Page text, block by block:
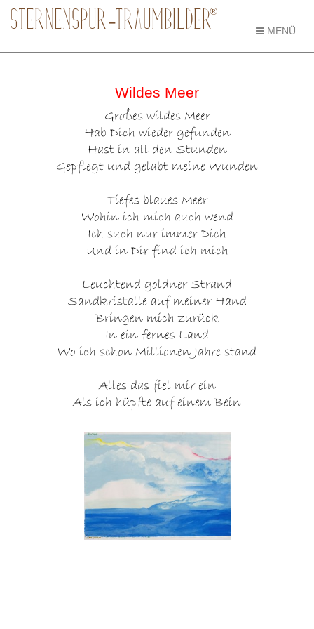
STERNENSPUR-TRAUMBILDER®
MENÜ
Wildes Meer
Großes wildes Meer
Hab Dich wieder gefunden
Hast in all den Stunden
Gepflegt und gelabt meine Wunden
Tiefes blaues Meer
Wohin ich mich auch wend
Ich such nur immer Dich
Und in Dir find ich mich
Leuchtend goldner Strand
Sandkristalle auf meiner Hand
Bringen mich zurück
In ein fernes Land
Wo ich schon Millionen Jahre stand
Alles das fiel mir ein
Als ich hüpfte auf einem Bein